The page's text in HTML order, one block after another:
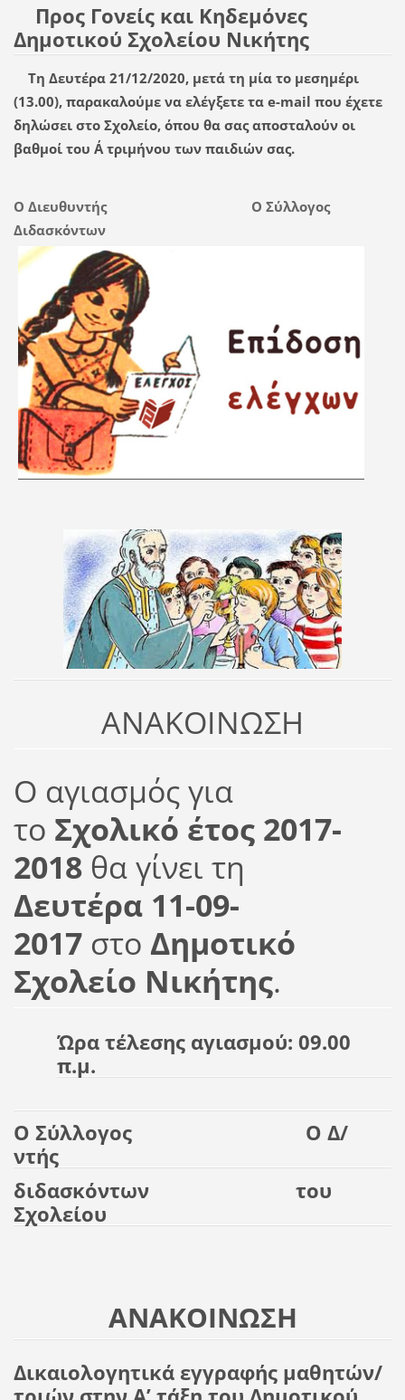
Προς Γονείς και Κηδεμόνες
Δημοτικού Σχολείου Νικήτης
Τη Δευτέρα 21/12/2020, μετά τη μία το μεσημέρι
(13.00), παρακαλούμε να ελέγξετε τα e-mail που έχετε
δηλώσει στο Σχολείο, όπου θα σας αποσταλούν οι
βαθμοί του Α΄ τριμήνου των παιδιών σας.
Ο Διευθυντής Ο Σύλλογος
Διδασκόντων
ΑΝΑΚΟΙΝΩΣΗ
Ο αγιασμός για
το Σχολικό έτος 2017-
2018θα γίνει τη
Δευτέρα 11-09-
2017στο Δημοτικό
Σχολείο Νικήτης.
Ώρα τέλεσης αγιασμού: 09.00
π.μ.
Ο Σύλλογος Ο Δ/
ντής
διδασκόντων του
Σχολείου
ΑΝΑΚΟΙΝΩΣΗ
Δικαιολογητικά εγγραφής μαθητών/